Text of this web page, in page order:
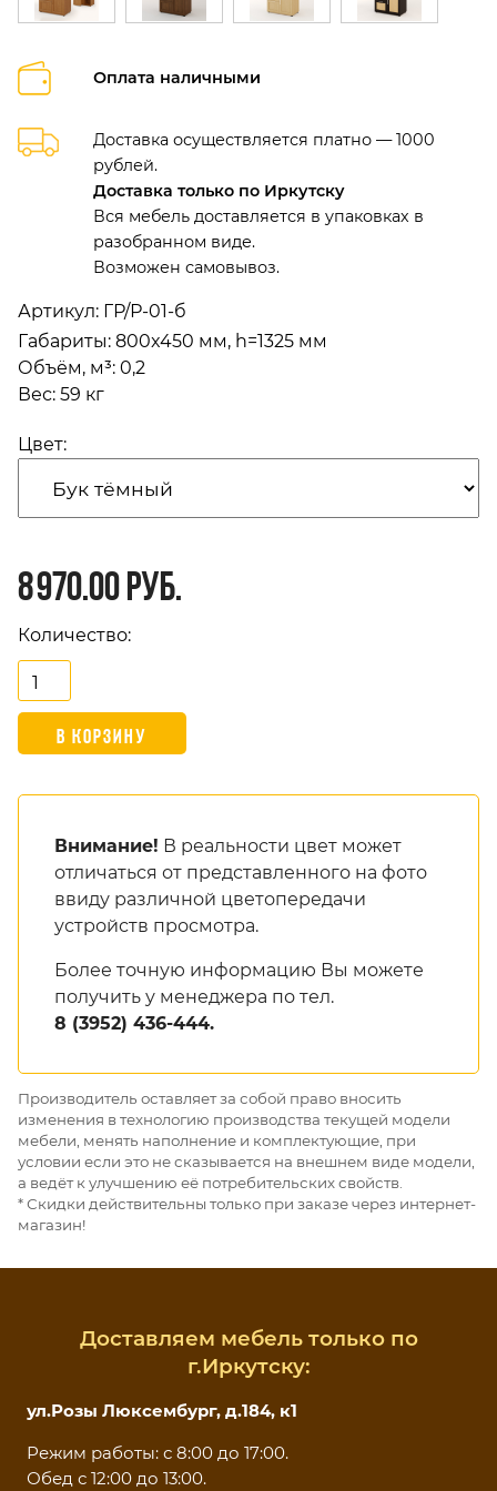
Оплата наличными
Доставка осуществляется платно — 1000
рублей.
Доставка только по Иркутску
Вся мебель доставляется в упаковках в
разобранном виде.
Возможен самовывоз.
Артикул: ГР/Р-01-б
Габариты: 800x450 мм, h=1325 мм
Объём, м³: 0,2
Вес: 59 кг
Цвет:
8 970.00 руб.
Количество:
Внимание! В реальности цвет может
отличаться от представленного на фото
ввиду различной цветопередачи
устройств просмотра.
Более точную информацию Вы можете
получить у менеджера по тел.
8 (3952) 436-444.
Производитель оставляет за собой право вносить
изменения в технологию производства текущей модели
мебели, менять наполнение и комплектующие, при
условии если это не сказывается на внешнем виде модели,
а ведёт к улучшению её потребительских свойств.
* Скидки действительны только при заказе через интернет-
магазин!
Доставляем мебель только по
г.Иркутску:
ул.Розы Люксембург, д.184, к1
Режим работы: с 8:00 до 17:00.
Обед с 12:00 до 13:00.